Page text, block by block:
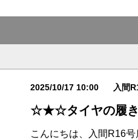
2025/10/17 10:00 入間
☆★☆タイヤの履
こんにちは、入間R16